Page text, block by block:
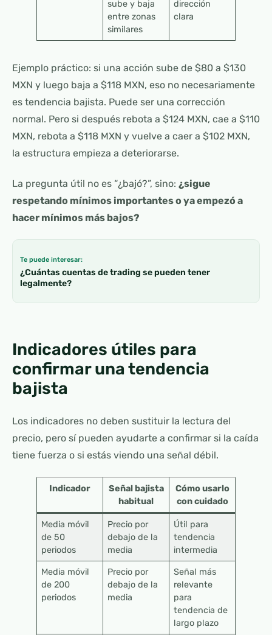
sube y baja
entre zonas
similares
dirección
clara
Ejemplo práctico: si una acción sube de $80 a $130
MXN y luego baja a $118 MXN, eso no necesariamente
es tendencia bajista. Puede ser una corrección
normal. Pero si después rebota a $124 MXN, cae a $110
MXN, rebota a $118 MXN y vuelve a caer a $102 MXN,
la estructura empieza a deteriorarse.
La pregunta útil no es “¿bajó?”, sino: ¿sigue
respetando mínimos importantes o ya empezó a
hacer mínimos más bajos?
Te puede interesar:
¿Cuántas cuentas de trading se pueden tener
legalmente?
Indicadores útiles para
confirmar una tendencia
bajista
Los indicadores no deben sustituir la lectura del
precio, pero sí pueden ayudarte a confirmar si la caída
tiene fuerza o si estás viendo una señal débil.
Indicador
Señal bajista
habitual
Cómo usarlo
con cuidado
Media móvil
de 50
periodos
Precio por
debajo de la
media
Útil para
tendencia
intermedia
Media móvil
de 200
periodos
Precio por
debajo de la
media
Señal más
relevante
para
tendencia de
largo plazo